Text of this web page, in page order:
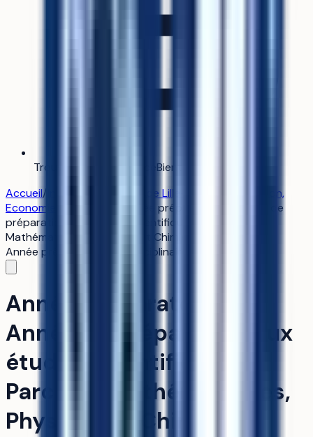
Trouver mon alternance Bientôt
Accueil/ Institut Catholique de Lille-Faculté de Gestion,
Economie et Sciences
Année préparatoire - Année de
préparation aux études scientifiques - Parcours
Mathématiques, Physique et Chimie
Année préparatoire
pluridisciplinaire
Année préparatoire -
Année de préparation aux
études scientifiques -
Parcours Mathématiques,
Physique et Chimie